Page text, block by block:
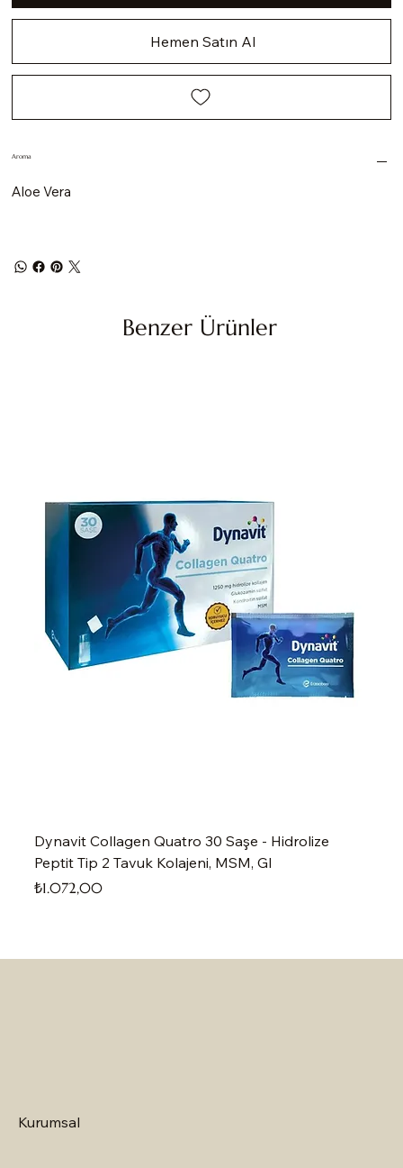
Hemen Satın Al
Aroma
Aloe Vera
Benzer Ürünler
Dynavit Collagen Quatro 30 Saşe - Hidrolize
Peptit Tip 2 Tavuk Kolajeni, MSM, Gl
Fiyat
₺1.072,00
Kurumsal